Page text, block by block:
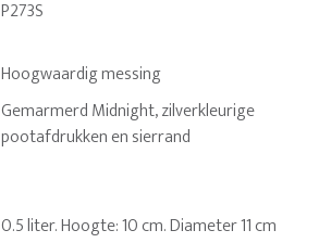
P273S
Hoogwaardig messing
Gemarmerd Midnight, zilverkleurige
pootafdrukken en sierrand
0.5 liter. Hoogte: 10 cm. Diameter 11 cm